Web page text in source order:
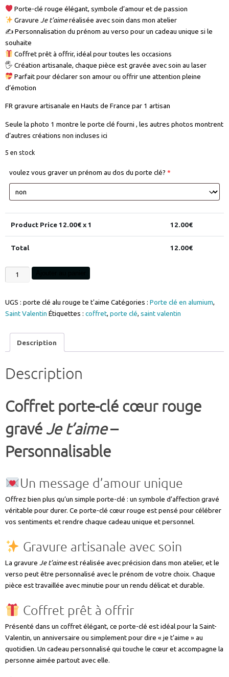
Porte-clé rouge élégant, symbole d’amour et de passion
GravureJe t’aimeréalisée avec soin dans mon atelier
✍️ Personnalisation du prénom au verso pour un cadeau unique si le
souhaite
Coffret prêt à offrir, idéal pour toutes les occasions
🖐️ Création artisanale, chaque pièce est gravée avec soin au laser
Parfait pour déclarer son amour ou offrir une attention pleine
d’émotion
FR gravure artisanale en Hauts de France par 1 artisan
Seule la photo 1 montre le porte clé fourni , les autres photos montrent
d’autres créations non incluses ici
5 en stock
voulez vous graver un prénom au dos du porte clé? *
Product Price12.00€ x 1 12.00€
Total 12.00€
quantité
de
Porte
clé
t'aime
personnalisable
valentin
PORTECLEALUR1
UGS : porte clé alu rouge te t'aime Catégories : Porte clé en alumium,
Saint Valentin Étiquettes : coffret, porte clé, saint valentin
Description
Description
Coffret porte-clé cœur rouge
gravéJe t’aime–
Personnalisable
Un message d’amour unique
Offrez bien plus qu’un simple porte-clé : un symbole d’affection gravé
véritable pour durer. Ce porte-clé cœur rouge est pensé pour célébrer
vos sentiments et rendre chaque cadeau unique et personnel.
Gravure artisanale avec soin
La gravure Je t’aimeest réalisée avec précision dans mon atelier, et le
verso peut être personnalisé avec le prénom de votre choix. Chaque
pièce est travaillée avec minutie pour un rendu délicat et durable.
Coffret prêt à offrir
Présenté dans un coffret élégant, ce porte-clé est idéal pour la Saint-
Valentin, un anniversaire ou simplement pour dire « je t’aime » au
quotidien. Un cadeau personnalisé qui touche le cœur et accompagne la
personne aimée partout avec elle.